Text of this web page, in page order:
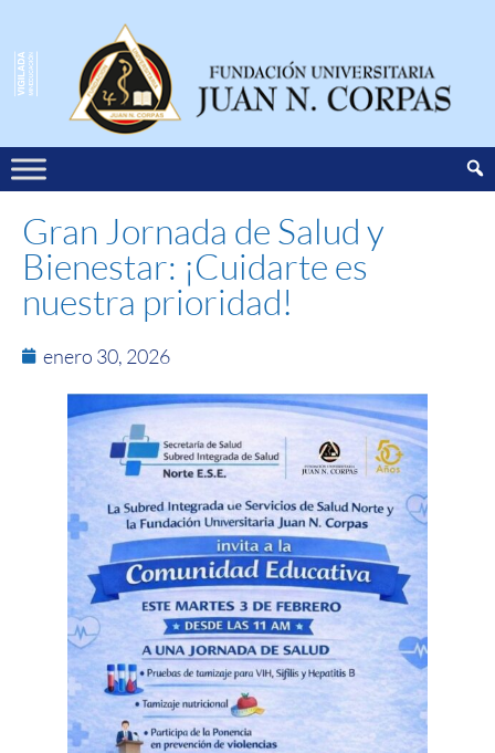
Gran Jornada de Salud y
Bienestar: ¡Cuidarte es
nuestra prioridad!
enero 30, 2026